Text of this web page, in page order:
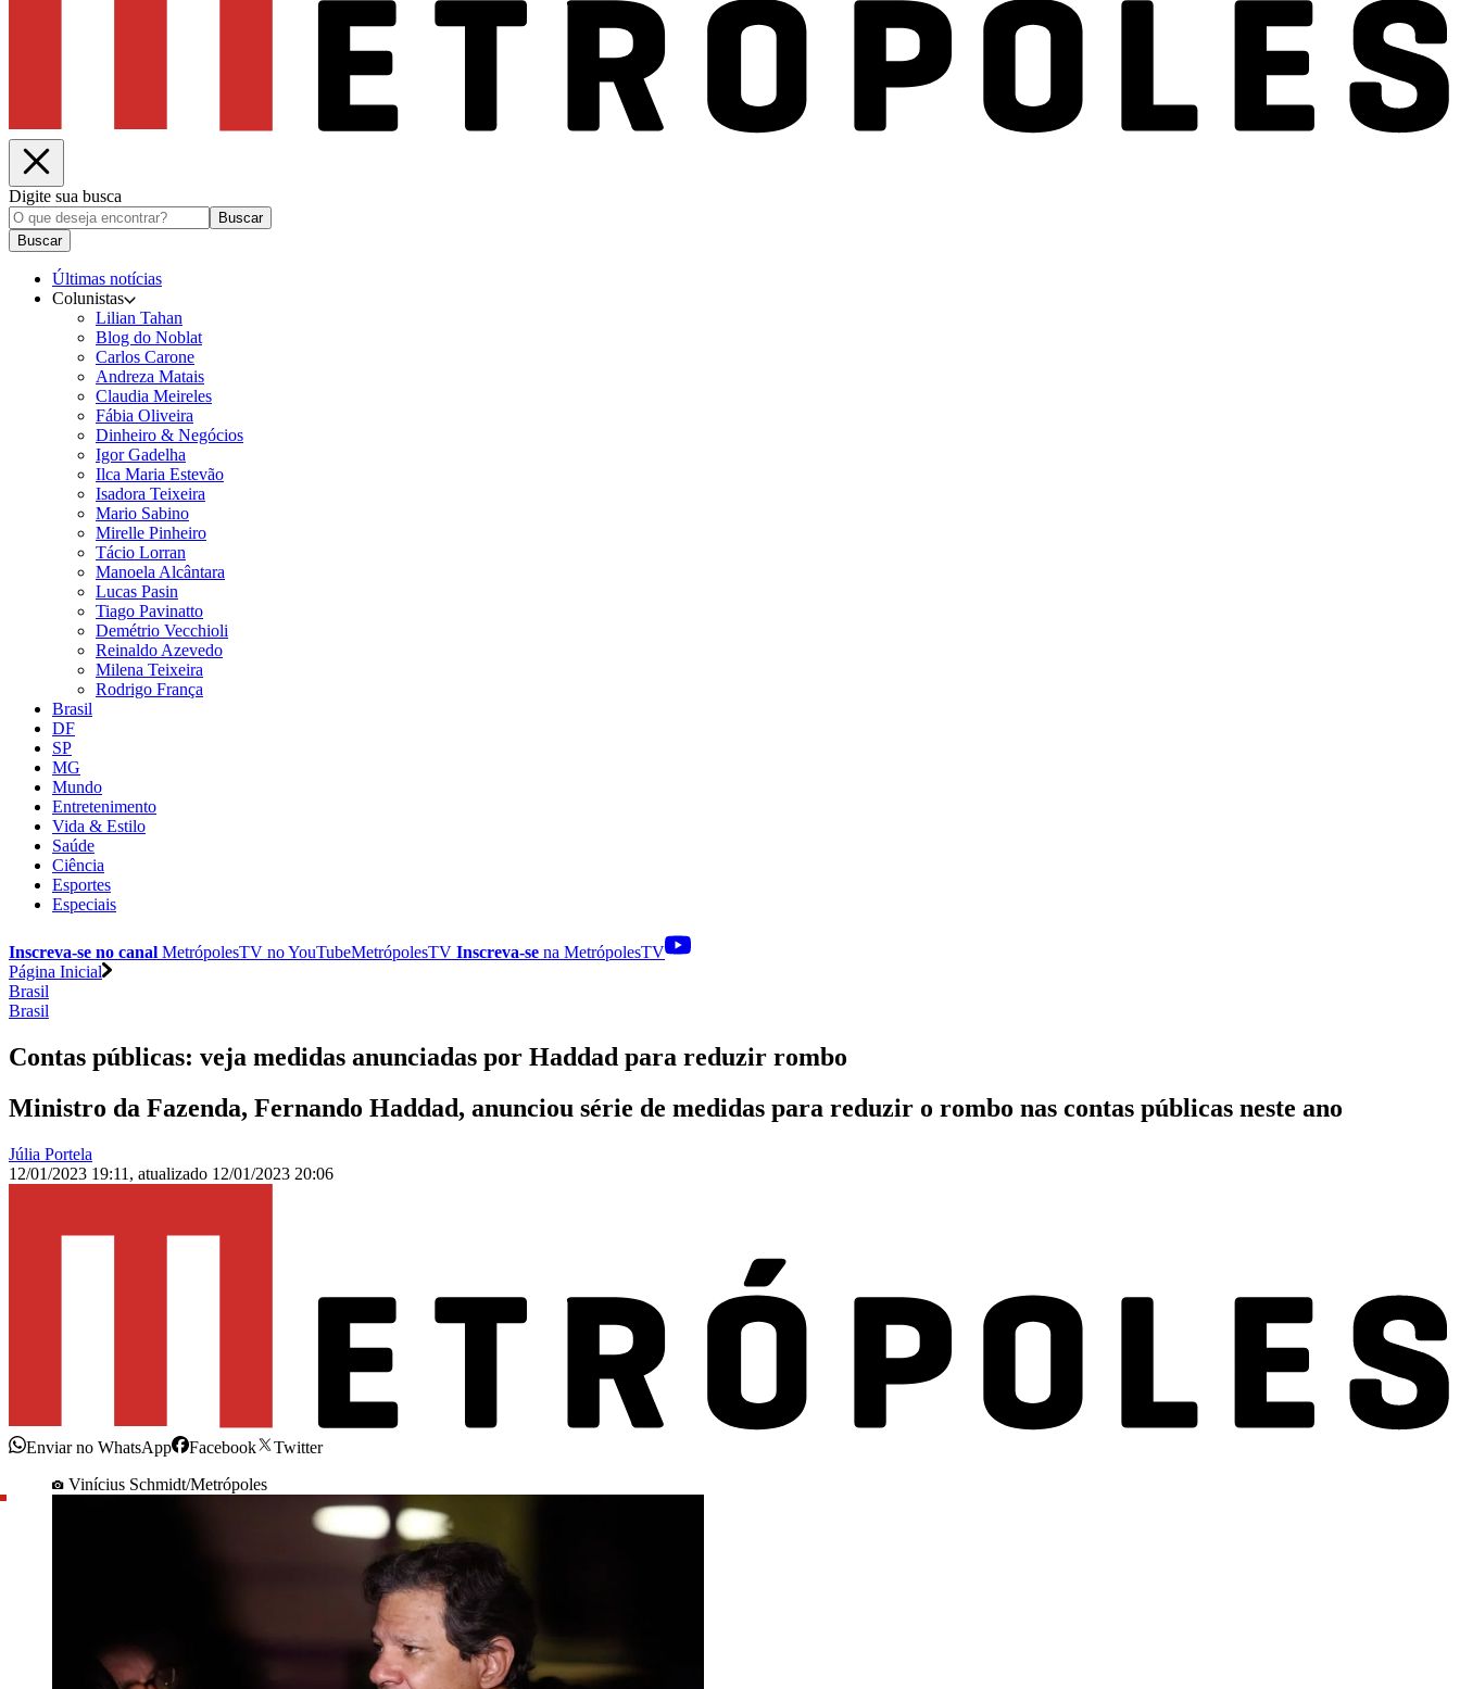
Digite sua busca
Buscar
Buscar
Últimas notícias
Colunistas
Lilian Tahan
Blog do Noblat
Carlos Carone
Andreza Matais
Claudia Meireles
Fábia Oliveira
Dinheiro & Negócios
Igor Gadelha
Ilca Maria Estevão
Isadora Teixeira
Mario Sabino
Mirelle Pinheiro
Tácio Lorran
Manoela Alcântara
Lucas Pasin
Tiago Pavinatto
Demétrio Vecchioli
Reinaldo Azevedo
Milena Teixeira
Rodrigo França
Brasil
DF
SP
MG
Mundo
Entretenimento
Vida & Estilo
Saúde
Ciência
Esportes
Especiais
Inscreva-se no canal MetrópolesTV noYouTubeMetrópolesTV Inscreva-se na MetrópolesTV
Página Inicial
Brasil
Brasil
Contas públicas: veja medidas anunciadas por Haddad para reduzir rombo
Ministro da Fazenda, Fernando Haddad, anunciou série de medidas para reduzir o rombo nas contas públicas neste ano
Júlia Portela
12/01/2023 19:11 , atualizado 12/01/2023 20:06
Enviar no WhatsApp Facebook
Twitter
Vinícius Schmidt/Metrópoles